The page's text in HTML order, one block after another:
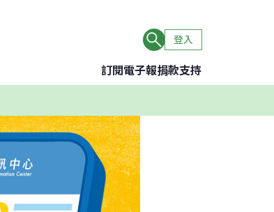
登入
訂閱電子報捐款支持